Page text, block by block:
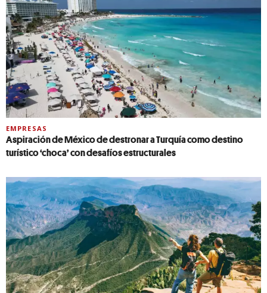
EMPRESAS
Aspiración de México de destronar a Turquía como destino
turístico ‘choca’ con desafíos estructurales